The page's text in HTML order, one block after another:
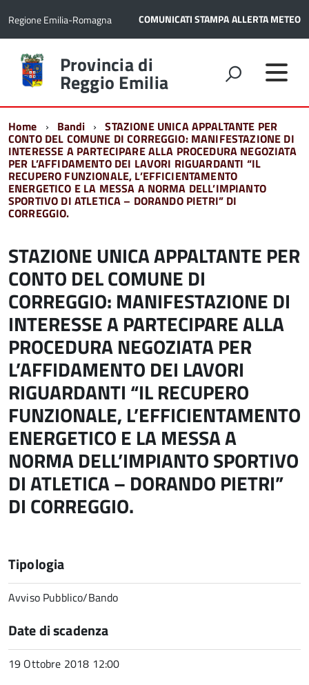
Regione Emilia-Romagna COMUNICATI STAMPAALLERTA METEO
Torna
alla
home
Provincia di
Reggio Emilia
Home Bandi STAZIONE UNICA APPALTANTE PER
CONTO DEL COMUNE DI CORREGGIO: MANIFESTAZIONE DI
INTERESSE A PARTECIPARE ALLA PROCEDURA NEGOZIATA
PER L’AFFIDAMENTO DEI LAVORI RIGUARDANTI “IL
RECUPERO FUNZIONALE, L’EFFICIENTAMENTO
ENERGETICO E LA MESSA A NORMA DELL’IMPIANTO
SPORTIVO DI ATLETICA – DORANDO PIETRI” DI
CORREGGIO.
STAZIONE UNICA APPALTANTE PER
CONTO DEL COMUNE DI
CORREGGIO: MANIFESTAZIONE DI
INTERESSE A PARTECIPARE ALLA
PROCEDURA NEGOZIATA PER
L’AFFIDAMENTO DEI LAVORI
RIGUARDANTI “IL RECUPERO
FUNZIONALE, L’EFFICIENTAMENTO
ENERGETICO E LA MESSA A
NORMA DELL’IMPIANTO SPORTIVO
DI ATLETICA – DORANDO PIETRI”
DI CORREGGIO.
Tipologia
Avviso Pubblico/Bando
Date di scadenza
19 Ottobre 2018 12:00